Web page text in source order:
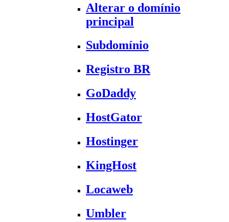
Alterar o domínio
principal
Subdomínio
Registro BR
GoDaddy
HostGator
Hostinger
KingHost
Locaweb
Umbler